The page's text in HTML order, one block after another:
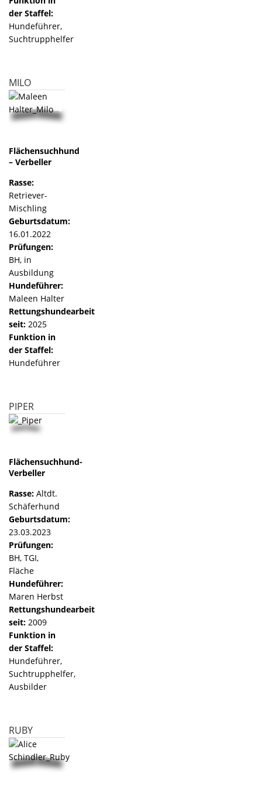
der Staffel:
Hundeführer,
Suchtrupphelfer
MILO
Flächensuchhund
– Verbeller
Rasse:
Retriever-
Mischling
Geburtsdatum:
16.01.2022
Prüfungen:
BH, in
Ausbildung
Hundeführer:
Maleen Halter
Rettungshundearbeit
seit: 2025
Funktion in
der Staffel:
Hundeführer
PIPER
Flächensuchhund-
Verbeller
Rasse: Altdt.
Schäferhund
Geburtsdatum:
23.03.2023
Prüfungen:
BH, TGI,
Fläche
Hundeführer:
Maren Herbst
Rettungshundearbeit
seit: 2009
Funktion in
der Staffel:
Hundeführer,
Suchtrupphelfer,
Ausbilder
RUBY